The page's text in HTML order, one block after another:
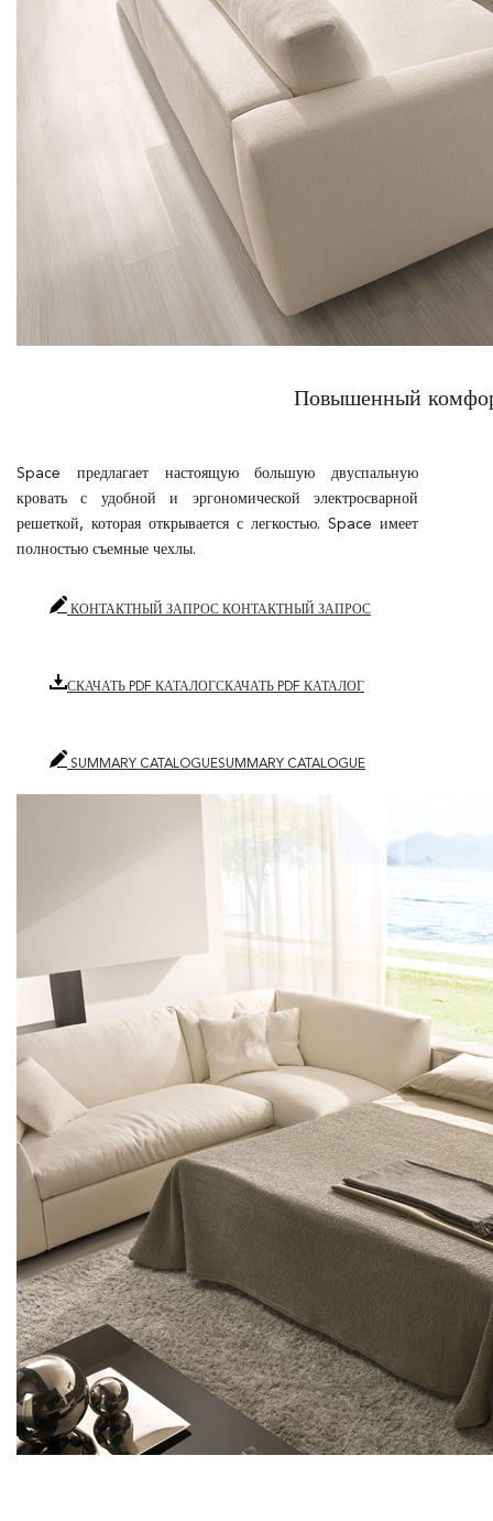
Повышенный
Space предлагает настоящую большую двуспальную
кровать с удобной и эргономической электросварной
решеткой, которая открывается с легкостью. Space имеет
полностью съемные чехлы.
КОНТАКТНЫЙ ЗАПРОС КОНТАКТНЫЙ ЗАПРОС
СКАЧАТЬ PDF КАТАЛОГСКАЧАТЬ PDF КАТАЛОГ
SUMMARY CATALOGUESUMMARY CATALOGUE